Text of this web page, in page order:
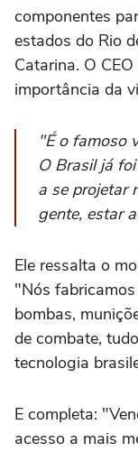
componentes
estados do Rio
Catarina. O
importância da
"É o famoso
O Brasil já
a se projetar
gente, estar
Ele ressalta o
"Nós
bombas,
de combate,
tecnologia
E completa:
acesso a mais